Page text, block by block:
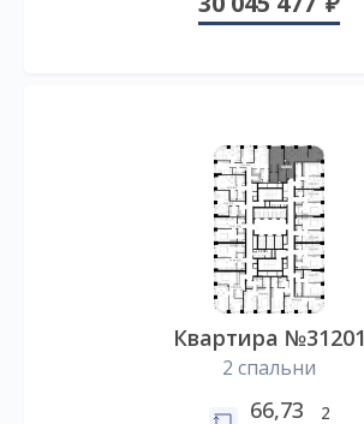
Квартира №31201
2 спальни
66,73
2